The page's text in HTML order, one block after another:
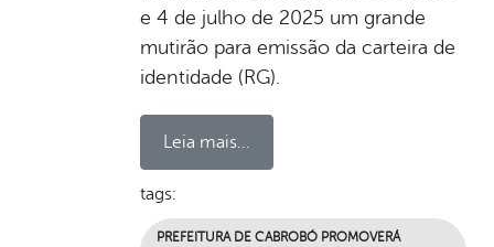
e 4 de julho de 2025 um grande
mutirão para emissão da carteira de
identidade (RG).
Leia mais...
tags:
PREFEITURA DE CABROBÓ PROMOVERÁ